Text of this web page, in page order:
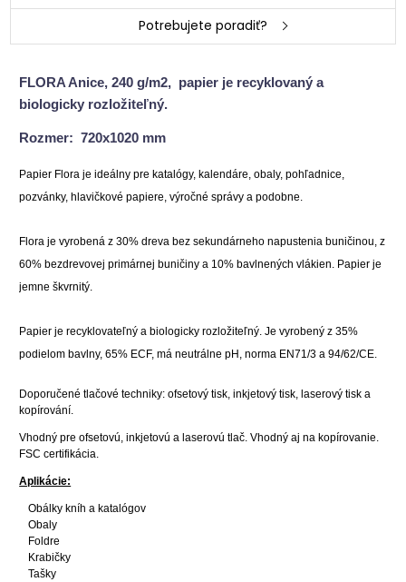
Potrebujete poradiť?
FLORA Anice, 240 g/m2, papier je recyklovaný a
biologicky rozložiteľný.
Rozmer: 720x1020 mm
Papier Flora je ideálny pre katalógy, kalendáre, obaly, pohľadnice,
pozvánky, hlavičkové papiere, výročné správy a podobne.
Flora je vyrobená z 30% dreva bez sekundárneho napustenia buničinou, z
60% bezdrevovej primárnej buničiny a 10% bavlnených vlákien. Papier je
jemne škvrnitý.
Papier je recyklovateľný a biologicky rozložiteľný. Je vyrobený z 35%
podielom bavlny, 65% ECF, má neutrálne pH, norma EN71/3 a 94/62/CE.
Doporučené tlačové techniky: ofsetový tisk, inkjetový tisk, laserový tisk a
kopírování.
Vhodný pre ofsetovú, inkjetovú a laserovú tlač. Vhodný aj na kopírovanie.
FSC certifikácia.
Aplikácie:
Obálky kníh a katalógov
Obaly
Foldre
Krabičky
Tašky